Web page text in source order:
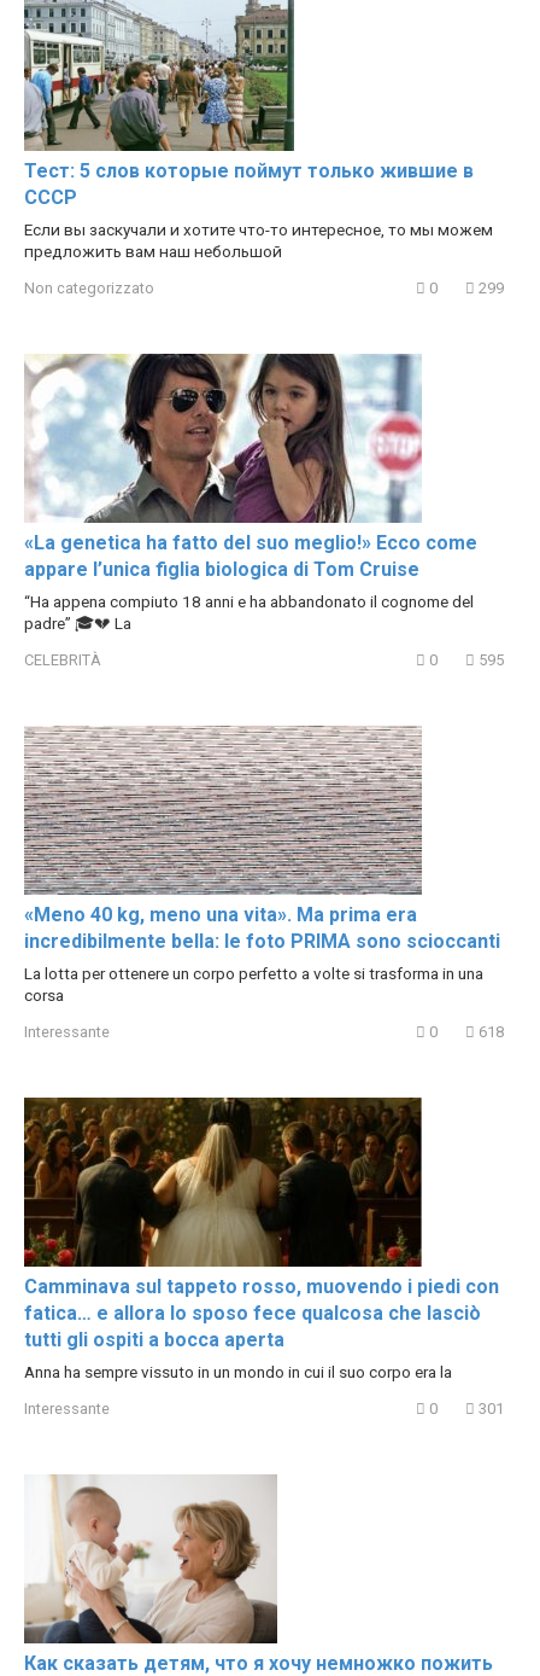
Тест: 5 слов которые поймут только жившие в
СССР
Если вы заскучали и хотите что-то интересное, то мы можем
предложить вам наш небольшой
Non categorizzato 0 299
«La genetica ha fatto del suo meglio!» Ecco come
appare l’unica figlia biologica di Tom Cruise
“Ha appena compiuto 18 anni e ha abbandonato il cognome del
padre” 🎓💔 La
CELEBRITÀ 0 595
«Meno 40 kg, meno una vita». Ma prima era
incredibilmente bella: le foto PRIMA sono scioccanti
La lotta per ottenere un corpo perfetto a volte si trasforma in una
corsa
Interessante 0 618
Camminava sul tappeto rosso, muovendo i piedi con
fatica… e allora lo sposo fece qualcosa che lasciò
tutti gli ospiti a bocca aperta
Anna ha sempre vissuto in un mondo in cui il suo corpo era la
Interessante 0 301
Как сказать детям, что я хочу немножко пожить